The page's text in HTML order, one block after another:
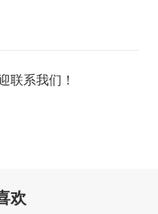
联系我们 ！
欢